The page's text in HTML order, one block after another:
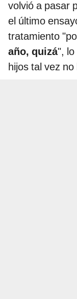
volvió a pasar
el último
tratamiento
año, quizá", lo
hijos tal vez